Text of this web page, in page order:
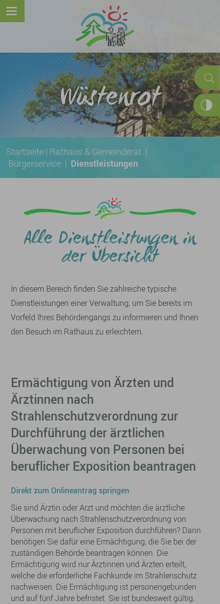
Wüstenrot
Startseite | Rathaus & Gemeinderat |
Bürgerservice | Dienstleistungen
Alle Dienstleistungen in
der Übersicht
In diesem Bereich finden Sie zahlreiche typische
Dienstleistungen einer Verwaltung, um Sie bereits im
Vorfeld Ihres Behördengangs zu informieren und Ihnen
den Besuch im Rathaus zu erleichtern.
Ermächtigung von Ärzten und
Ärztinnen nach
Strahlenschutzverordnung zur
Durchführung der ärztlichen
Überwachung von Personen bei
beruflicher Exposition beantragen
Direkt zum Onlineantrag springen
Sie sind Ärztin oder Arzt und möchten die ärztliche
Überwachung nach Strahlenschutzverordnung von
Personen mit beruflicher Exposition durchführen? Dann
benötigen Sie dafür eine Ermächtigung, die Sie bei der
zuständigen Behörde beantragen können. Die
Ermächtigung wird nur Ärztinnen und Ärzten erteilt,
welche die erforderliche Fachkunde im Strahlenschutz
nachweisen. Die Ermächtigung ist personengebunden
und auf fünf Jahre befristet. Sie ist bundesweit gültig.